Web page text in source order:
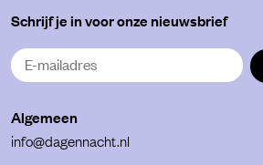
Schrijf je in voor onze nieuwsbrief
Algemeen
info@dagennacht.nl